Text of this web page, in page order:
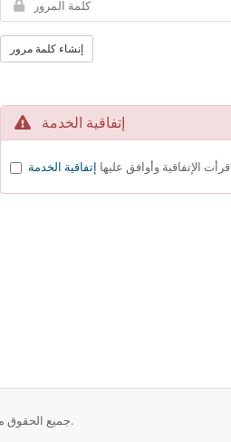
إنشاء كلمة مرور
إتفاقية الخدمة
قرأت الإتفاقية وأوافق عليها إتفاقية الخدمة
حقوق الطبع والنشر © 2026 SesameHosting. جميع الحقوق محفوظة.